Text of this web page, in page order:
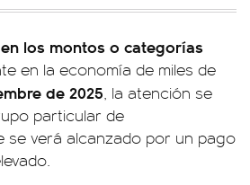
los montos o categorías
en la economía de miles de
de 2025, la atención se
particular de
se verá alcanzado por un pago